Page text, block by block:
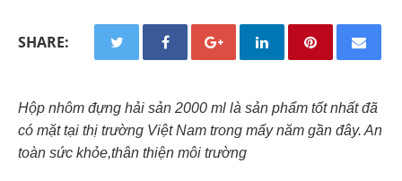
SHARE:
Hộp nhôm đựng hải sản 2000 ml là sản phẩm tốt nhất đã
có mặt tại thị trường Việt Nam trong mấy năm gần đây. An
toàn sức khỏe,thân thiện môi trường